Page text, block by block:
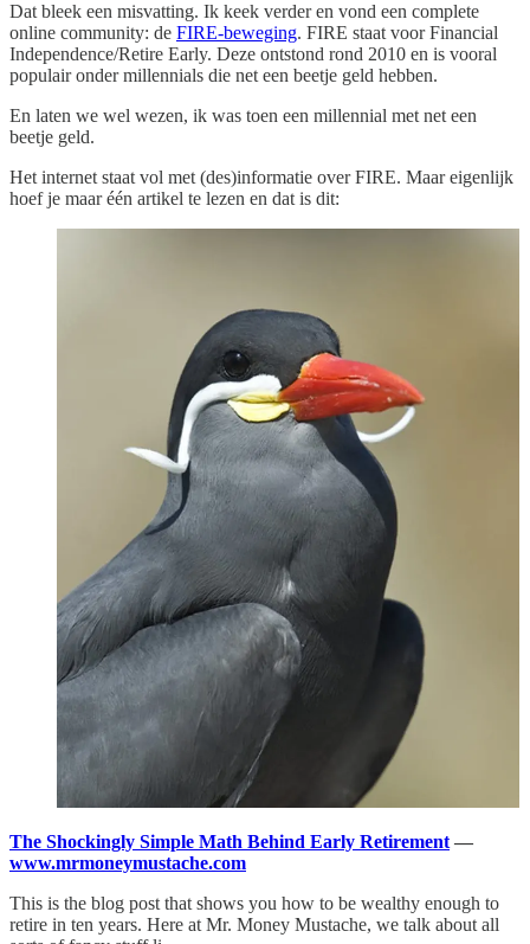
Dat bleek een misvatting. Ik keek verder en vond een complete
online community: de FIRE-beweging. FIRE staat voor Financial
Independence/Retire Early. Deze ontstond rond 2010 en is vooral
populair onder millennials die net een beetje geld hebben.
En laten we wel wezen, ik was toen een millennial met net een
beetje geld.
Het internet staat vol met (des)informatie over FIRE. Maar eigenlijk
hoef je maar één artikel te lezen en dat is dit:
The Shockingly Simple Math Behind Early Retirement —
www.mrmoneymustache.com
This is the blog post that shows you how to be wealthy enough to
retire in ten years. Here at Mr. Money Mustache, we talk about all